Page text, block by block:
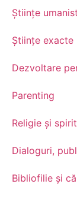
Științe
Științe exacte
Dezvoltare
Parenting
Religie și
Dialoguri,
Bibliofilie și